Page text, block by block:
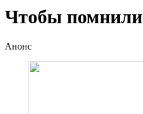
Чтобы помнили
Анонс